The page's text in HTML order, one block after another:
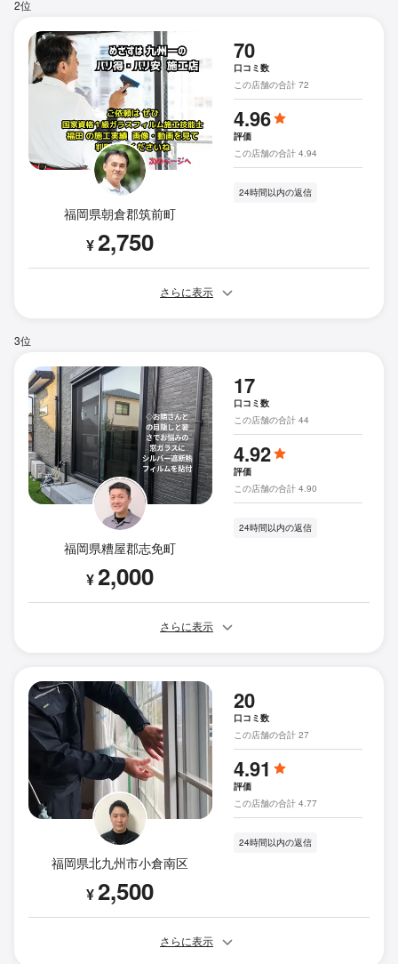
2位
福岡県朝倉郡筑前町
¥2,750
70
口コミ数
この店舗の合計 72
4.96
評価
この店舗の合計 4.94
24時間以内の返信
さらに表示
3位
福岡県糟屋郡志免町
¥2,000
17
口コミ数
この店舗の合計 44
4.92
評価
この店舗の合計 4.90
24時間以内の返信
さらに表示
福岡県北九州市小倉南区
¥2,500
20
口コミ数
この店舗の合計 27
4.91
評価
この店舗の合計 4.77
24時間以内の返信
さらに表示